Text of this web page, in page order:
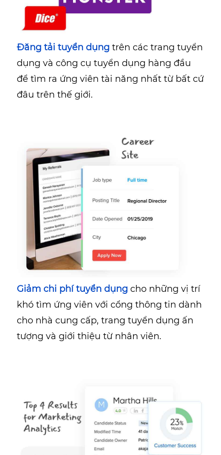
Đăng tải tuyển dụngtrên các trang tuyển
dụng và công cụ tuyển dụng hàng đầu
để tìm ra ứng viên tài năng nhất từ bất cứ
đâu trên thế giới.
Giảm chi phí tuyển dụngcho những vị trí
khó tìm ứng viên với cổng thông tin dành
cho nhà cung cấp, trang tuyển dụng ấn
tượng và giới thiệu từ nhân viên.